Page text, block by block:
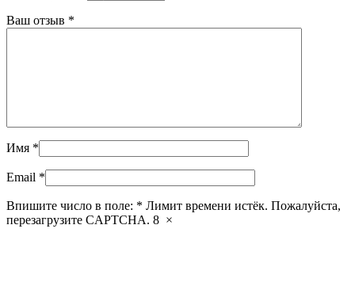
Ваш отзыв *
Имя *
Email *
Впишите число в поле: * Лимит времени истёк. Пожалуйста,
перезагрузите CAPTCHA. 8 ×